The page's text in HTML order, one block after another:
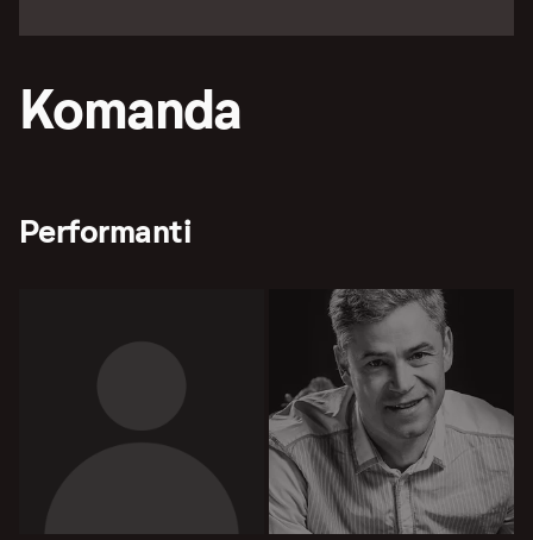
Komanda
Performanti